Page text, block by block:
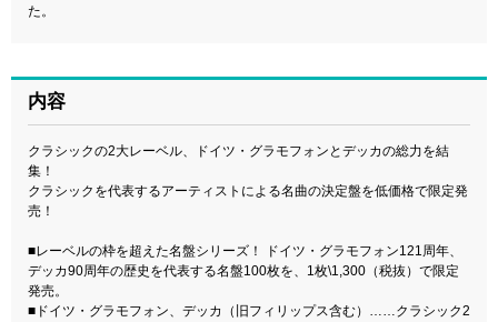
た。
内容
クラシックの2大レーベル、ドイツ・グラモフォンとデッカの総力を結
集！
クラシックを代表するアーティストによる名曲の決定盤を低価格で限定発
売！
■レーベルの枠を超えた名盤シリーズ！ ドイツ・グラモフォン121周年、
デッカ90周年の歴史を代表する名盤100枚を、1枚\1,300（税抜）で限定
発売。
■ドイツ・グラモフォン、デッカ（旧フィリップス含む）……クラシック2